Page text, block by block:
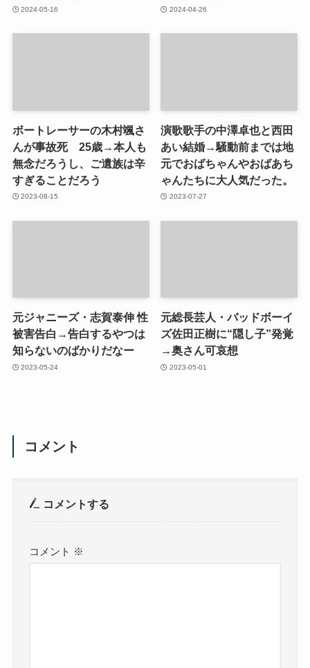
2024-05-16 2024-04-26
ボートレーサーの木村颯さ
んが事故死 25歳→本人も
無念だろうし、ご遺族は辛
すぎることだろう
2023-08-15
演歌歌手の中澤卓也と西田
あい結婚→騒動前までは地
元でおばちゃんやおばあち
ゃんたちに大人気だった。
2023-07-27
元ジャニーズ・志賀泰伸 性
被害告白→告白するやつは
知らないのばかりだなー
2023-05-24
元総長芸人・バッドボーイ
ズ佐田正樹に“隠し子”発覚
→奥さん可哀想
2023-05-01
コメント
コメントする
コメント ※